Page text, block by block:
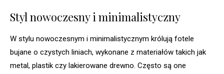
Styl nowoczesny i minimalistyczny
W stylu nowoczesnym i minimalistycznym królują fotele
bujane o czystych liniach, wykonane z materiałów takich jak
metal, plastik czy lakierowane drewno. Często są one